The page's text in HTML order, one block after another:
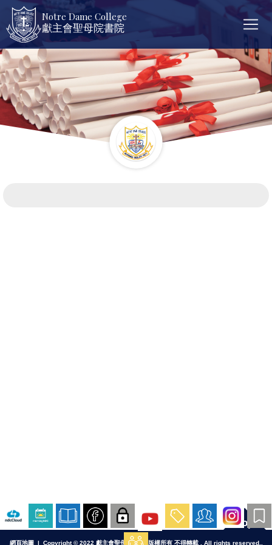
Notre Dame College
獻主會聖母院書院
Top
網頁地圖 | Copyright © 2022 獻主會聖母院書院. 版權所有 不得轉載 . All rights reserved..